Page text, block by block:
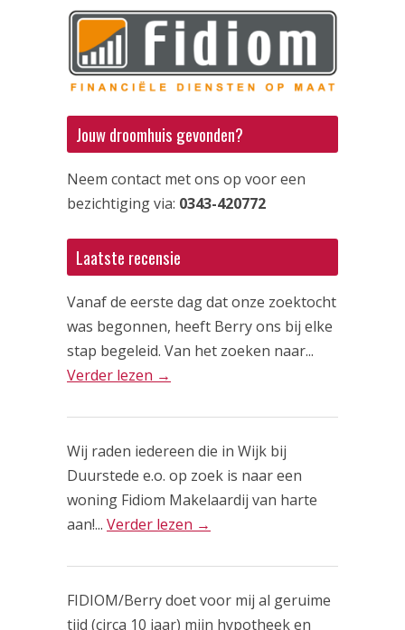
Jouw droomhuis gevonden?
Neem contact met ons op voor een
bezichtiging via: 0343-420772
Laatste recensie
Vanaf de eerste dag dat onze zoektocht
was begonnen, heeft Berry ons bij elke
stap begeleid. Van het zoeken naar...
Verder lezen →
Wij raden iedereen die in Wijk bij
Duurstede e.o. op zoek is naar een
woning Fidiom Makelaardij van harte
aan!... Verder lezen →
FIDIOM/Berry doet voor mij al geruime
tijd (circa 10 jaar) mijn hypotheek en